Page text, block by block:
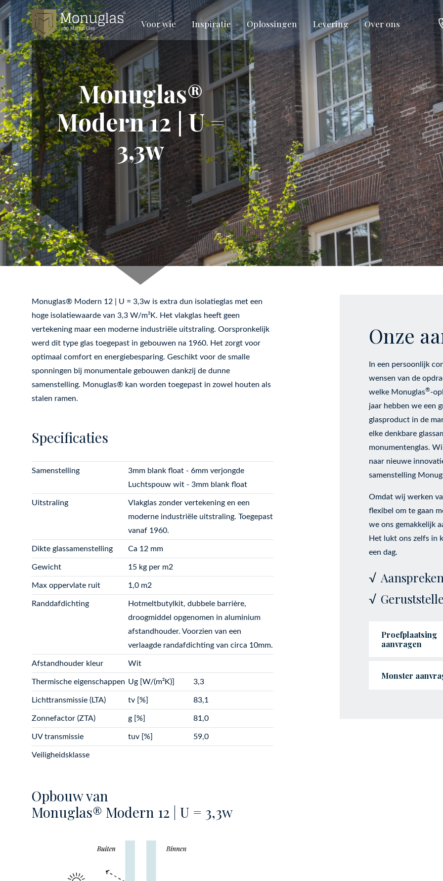
Voor wie Inspiratie Oplossingen Levering Over ons
Monuglas®
Modern 12 | U =
3,3w
Monuglas® Modern 12 | U = 3,3w is extra dun isolatieglas met een
hoge isolatiewaarde van 3,3 W/m²K. Het vlakglas heeft geen
vertekening maar een moderne industriële uitstraling. Oorspronkelijk
werd dit type glas toegepast in gebouwen na 1960. Het zorgt voor
optimaal comfort en energiebesparing. Geschikt voor de smalle
sponningen bij monumentale gebouwen dankzij de dunne
samenstelling. Monuglas® kan worden toegepast in zowel houten als
stalen ramen.
Specificaties
Samenstelling
3mm blank float - 6mm verjongde
Luchtspouw wit - 3mm blank float
Uitstraling
Vlakglas zonder vertekening en een
moderne industriële uitstraling. Toegepast
vanaf 1960.
Dikte glassamenstelling Ca 12 mm
Gewicht 15 kg per m2
Max oppervlate ruit 1,0 m2
Randdafdichting
Hotmeltbutylkit, dubbele barrière,
droogmiddel opgenomen in aluminium
afstandhouder. Voorzien van een
verlaagde randafdichting van circa 10mm.
Afstandhouder kleur Wit
Thermische eigenschappen Ug [W/(m²K)] 3,3
Lichttransmissie (LTA) tv [%] 83,1
Zonnefactor (ZTA) g [%] 81,0
UV transmissie tuv [%] 59,0
Veiligheidsklasse
Opbouw van
Monuglas® Modern 12 | U = 3,3w
Onze
In een persoonlijk
wensen van de
welke Monuglas®-
jaar hebben we een
glasproduct in de
elke denkbare
monumentenglas.
naar nieuwe
samenstelling
Omdat wij werken
flexibel om te gaan
we ons gemakkelijk
Het lukt ons zelfs in
een dag.
Proefplaatsing
aanvragen
Monster